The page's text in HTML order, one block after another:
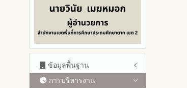
ข้อมูลพื้นฐาน
โครงสร้าง หน้าที่และอำนาจ
การบริหารงาน